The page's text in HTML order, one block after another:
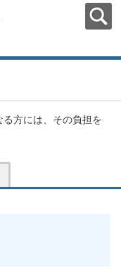
方には、その負担を